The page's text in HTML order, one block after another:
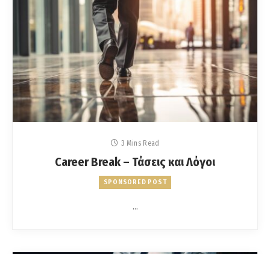
3 Mins Read
Career Break – Τάσεις και Λόγοι
SPONSORED POST
…